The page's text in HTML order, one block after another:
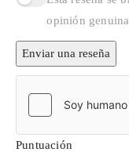
opinión
Enviar una reseña
Puntuación